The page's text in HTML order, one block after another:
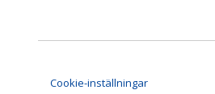
Cookie-inställningar